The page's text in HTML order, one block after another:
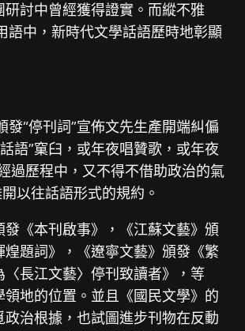
討中曾經獲得證實。而縱不雅
語中，新時代文學話語歷時地彰顯
“停刊詞”宣佈文先生產開端糾偏
語”窠臼，或年夜唱贊歌，或年夜
過歷程中，又不得不借助政治的氣
以往話語形式的規約。
《本刊啟事》，《江蘇文藝》頒
題詞》，《遼寧文藝》頒發《繁
長江文藝〉停刊致讀者》，等
地的位置。並且《國民文學》的
治根據，也試圖進步刊物在反動